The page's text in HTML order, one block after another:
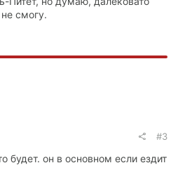
смогу.
#3
будет. он в основном если ездит